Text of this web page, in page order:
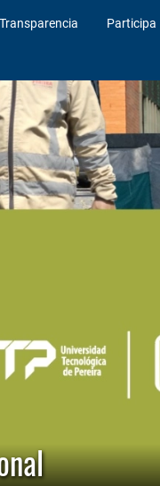
Transparencia Participa